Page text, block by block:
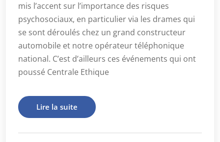
mis l’accent sur l’importance des risques
psychosociaux, en particulier via les drames qui
se sont déroulés chez un grand constructeur
automobile et notre opérateur téléphonique
national. C’est d’ailleurs ces événements qui ont
poussé Centrale Ethique
Lire la suite